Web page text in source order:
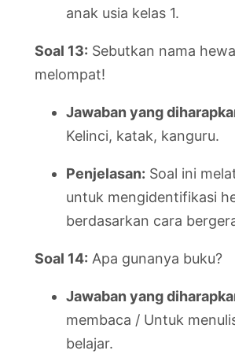
anak usia kelas 1.
Soal 13: Sebutkan nama
melompat!
Jawaban yang
Kelinci, katak, kanguru.
Penjelasan: Soal ini
untuk mengidentifikasi
berdasarkan cara
Soal 14: Apa gunanya buku?
Jawaban yang
membaca / Untuk
belajar.